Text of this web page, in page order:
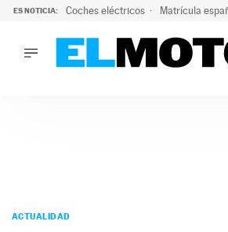
ES NOTICIA: Coches eléctricos Matrícula
PODCAST
ACTUALIDAD